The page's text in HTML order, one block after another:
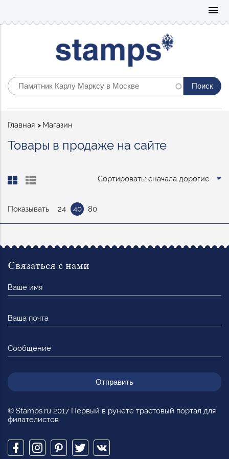
menu
Строка
Главная Магазин
Товары в продаже на сайте
Сортировать: сначала дорогие
Показывать 24 40 80
© Stamps.ru 2017 Первый в рунете трастовый портал для
филателистов
Связаться с нами
имя
почта
Сообщение